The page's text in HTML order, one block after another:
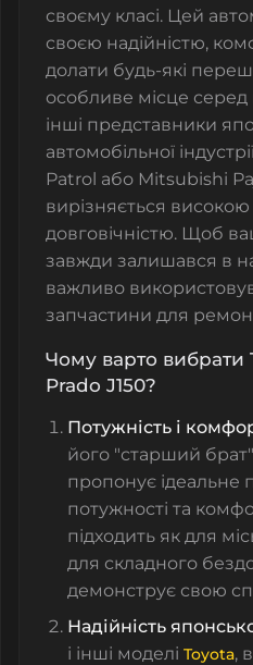
своєму класі. Цей
своєю надійністю,
долати будь-які
особливе місце серед
інші представники
автомобільної
Patrol або Mitsubishi
вирізняється високою
довговічністю. Щоб
завжди залишався в
важливо
запчастини для
Чому варто вибрати
Prado J150?
Потужність і
його "старший
пропонує ідеальне
потужності та
підходить як для
для складного
демонструє свою
Надійність
і інші моделі Toyota,